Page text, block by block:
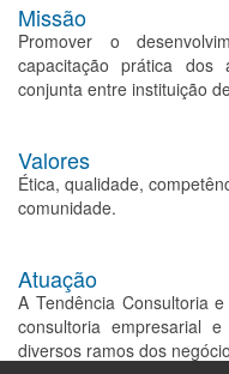
Missão
Promover o
capacitação prática dos
conjunta entre instituição
Valores
Ética, qualidade,
comunidade.
Atuação
A Tendência Consultoria
consultoria empresarial
diversos ramos dos